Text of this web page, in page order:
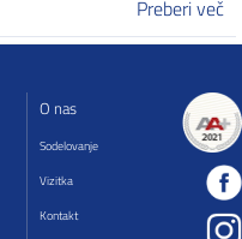
Preberi več
O nas
Sodelovanje
Vizitka
Kontakt